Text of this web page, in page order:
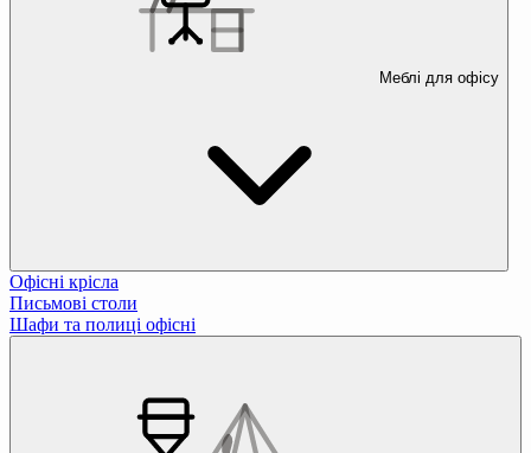
Меблі для офісу
Офісні крісла
Письмові столи
Шафи та полиці офісні